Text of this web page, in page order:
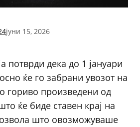
јуни 15, 2026
потврди дека до 1 јануари
ќе го забрани увозот на
гориво произведени од
ќе биде ставен крај на
што овозможуваше